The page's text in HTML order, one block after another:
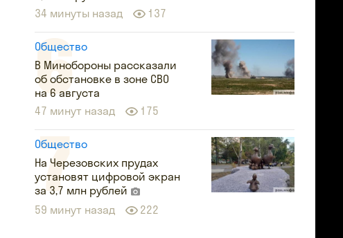
34 минуты назад
137
Общество
В Минобороны рассказали
об обстановке в зоне СВО
на 6 августа
47 минут назад
175
Общество
На Черезовских прудах
установят цифровой экран
за 3,7 млн рублей
59 минут назад
222